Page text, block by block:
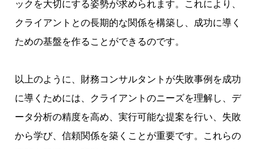
ックを大切にする姿勢が求められます。これにより、
クライアントとの長期的な関係を構築し、成功に導く
ための基盤を作ることができるのです。
以上のように、財務コンサルタントが失敗事例を成功
に導くためには、クライアントのニーズを理解し、デ
ータ分析の精度を高め、実行可能な提案を行い、失敗
から学び、信頼関係を築くことが重要です。これらの